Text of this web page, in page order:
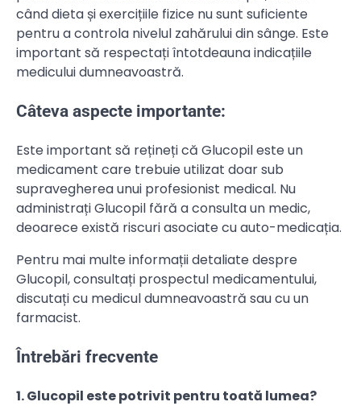
când dieta și exercițiile fizice nu sunt suficiente
pentru a controla nivelul zahărului din sânge. Este
important să respectați întotdeauna indicațiile
medicului dumneavoastră.
Câteva aspecte importante:
Este important să rețineți că Glucopil este un
medicament care trebuie utilizat doar sub
supravegherea unui profesionist medical. Nu
administrați Glucopil fără a consulta un medic,
deoarece există riscuri asociate cu auto-medicația.
Pentru mai multe informații detaliate despre
Glucopil, consultați prospectul medicamentului,
discutați cu medicul dumneavoastră sau cu un
farmacist.
Întrebări frecvente
1. Glucopil este potrivit pentru toată lumea?